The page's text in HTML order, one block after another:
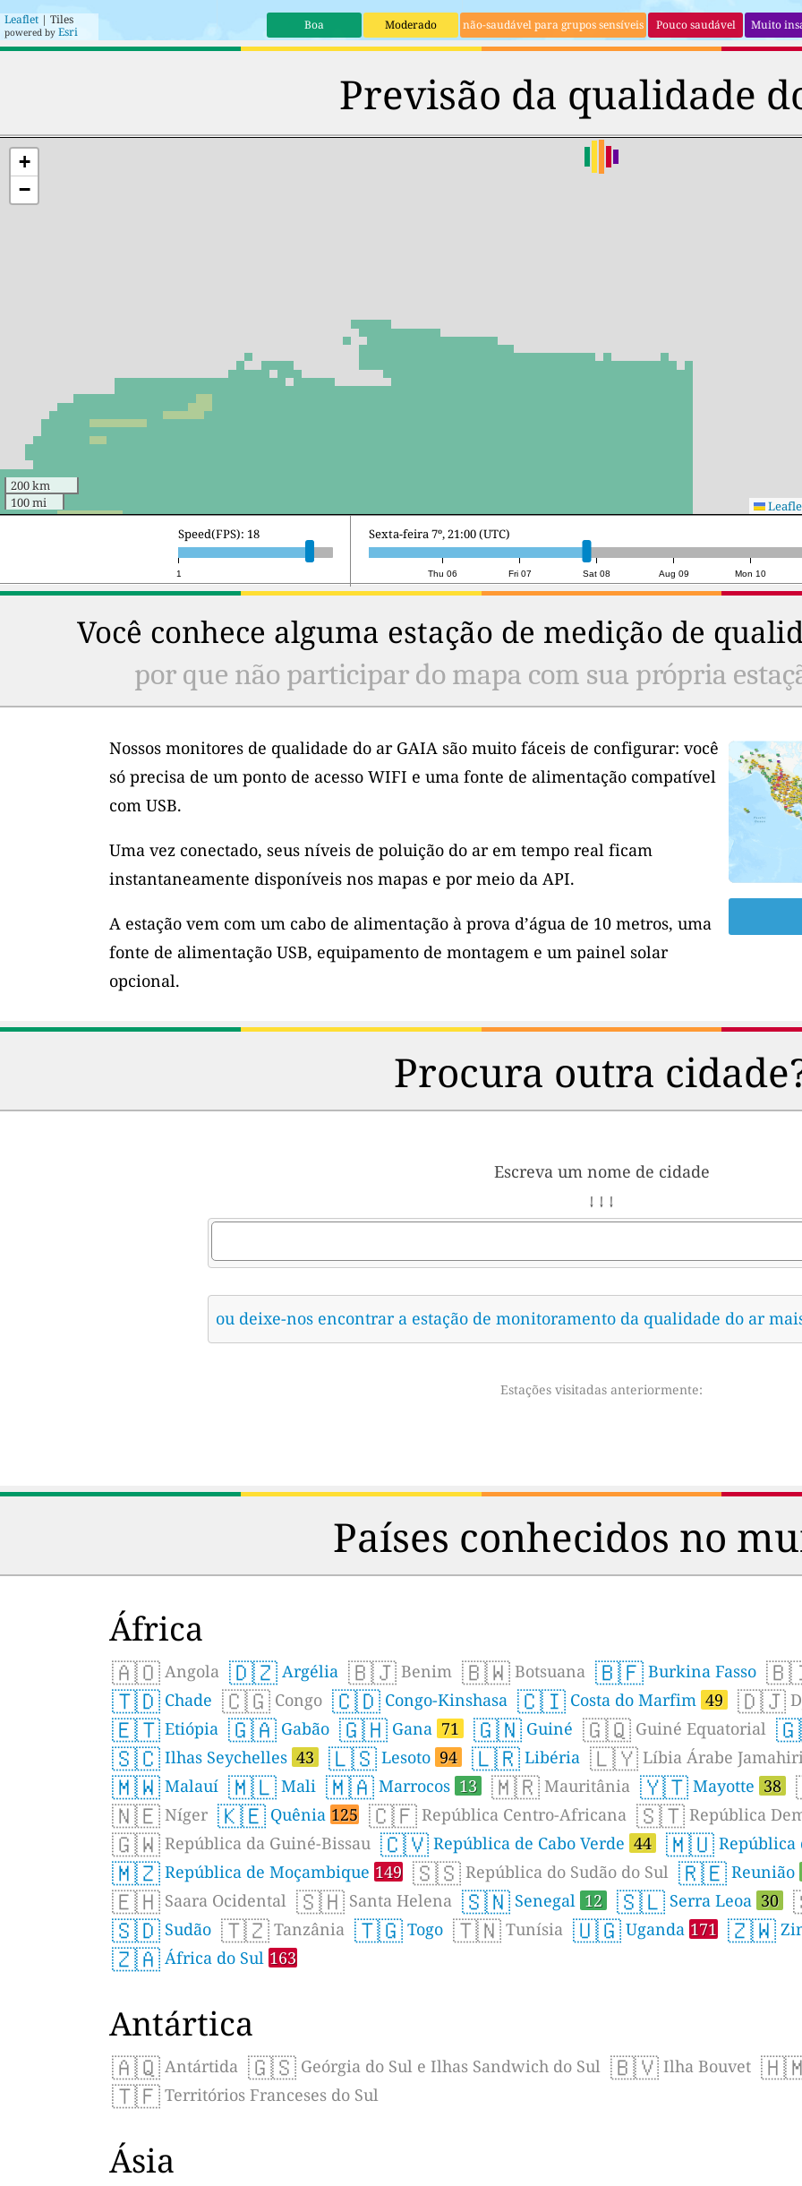
Leaflet | Tiles
powered by Esri Boa Moderado não-saudável para grupos sensíveis Pouco saudável Muito
Previsão da qualidade
+
−
200 km
100 mi
1
Speed(FPS): 18
Thu 06 Fri 07 Sat 08 Aug 09 Mon 10
Sábado 8º, 15:00 (UTC)
Você conhece alguma estação de medição de
por que não participar do mapa com sua própria
Nossos monitores de qualidade do ar GAIA são muito fáceis de configurar: você
só precisa de um ponto de acesso WIFI e uma fonte de alimentação compatível
com USB.
Uma vez conectado, seus níveis de poluição do ar em tempo real ficam
instantaneamente disponíveis nos mapas e por meio da API.
A estação vem com um cabo de alimentação à prova d’água de 10 metros, uma
fonte de alimentação USB, equipamento de montagem e um painel solar
opcional.
Procura outra
Escreva um nome de cidade
↓ ↓ ↓
ou deixe-nos encontrar a estação de monitoramento da qualidade do ar
Estações visitadas anteriormente:
Países conhecidos no
África
🇦🇴 Angola 🇩🇿 Argélia 🇧🇯 Benim 🇧🇼 Botsuana 🇧🇫 Burkina Fasso
🇹🇩 Chade 🇨🇬 Congo 🇨🇩 Congo-Kinshasa 🇨🇮 Costa do Marfim 49 🇩🇯
🇪🇹 Etiópia 🇬🇦 Gabão 🇬🇭 Gana 71 🇬🇳 Guiné 🇬🇶 Guiné Equatorial
🇸🇨 Ilhas Seychelles 43 🇱🇸 Lesoto 94 🇱🇷 Libéria 🇱🇾 Líbia Árabe
🇲🇼 Malauí 🇲🇱 Mali 🇲🇦 Marrocos 13 🇲🇷 Mauritânia 🇾🇹 Mayotte 38
🇳🇪 Níger 🇰🇪 Quênia 125 🇨🇫 República Centro-Africana 🇸🇹 República
🇬🇼 República da Guiné-Bissau 🇨🇻 República de Cabo Verde 44 🇲🇺
🇲🇿 República de Moçambique 149 🇸🇸 República do Sudão do Sul 🇷🇪 Reunião
🇪🇭 Saara Ocidental 🇸🇭 Santa Helena 🇸🇳 Senegal 12 🇸🇱 Serra Leoa 30
🇸🇩 Sudão 🇹🇿 Tanzânia 🇹🇬 Togo 🇹🇳 Tunísia 🇺🇬 Uganda 171 🇿🇼
🇿🇦 África do Sul 163
Antártica
🇦🇶 Antártida 🇬🇸 Geórgia do Sul e Ilhas Sandwich do Sul 🇧🇻 Ilha Bouvet
🇹🇫 Territórios Franceses do Sul
Ásia